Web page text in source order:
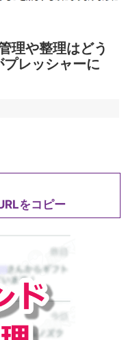
理や整理はどう
レッシャーに
をコピー